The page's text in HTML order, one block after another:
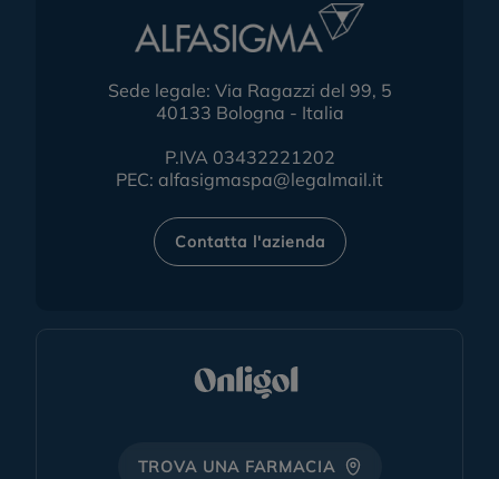
Sede legale: Via Ragazzi del 99, 5
40133 Bologna - Italia
P.IVA 03432221202
PEC: alfasigmaspa@legalmail.it
Contatta l'azienda
TROVA UNA FARMACIA